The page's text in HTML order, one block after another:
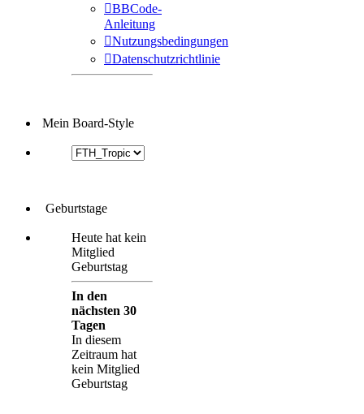
BBCode-
Anleitung
Nutzungsbedingungen
Datenschutzrichtlinie
Mein Board-Style
Geburtstage
Heute hat kein
Mitglied
Geburtstag
In den
nächsten 30
Tagen
In diesem
Zeitraum hat
kein Mitglied
Geburtstag